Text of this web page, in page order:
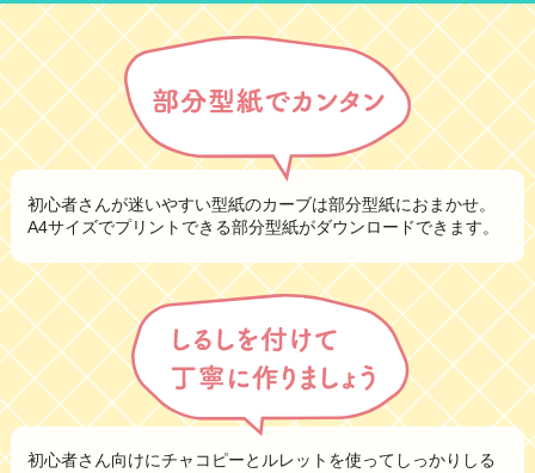
初心者さんが迷いやすい型紙のカーブは部分型紙におまかせ。
A4サイズでプリントできる部分型紙がダウンロードできます。
初心者さん向けにチャコピーとルレットを使ってしっかりしる